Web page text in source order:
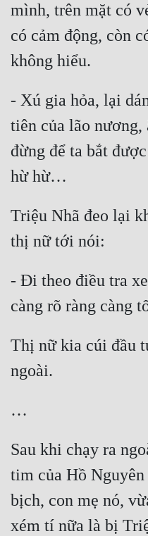
mình, trên mặt có
có cảm động, còn
- Xú gia hỏa, lại
tiên của lão nương,
đừng để ta bắt
Triệu Nhã đeo lại
- Đi theo điều tra
Thị nữ kia cúi đầu
Sau khi chạy ra
tim của Hồ
bịch, con mẹ nó,
xém tí nữa là bị